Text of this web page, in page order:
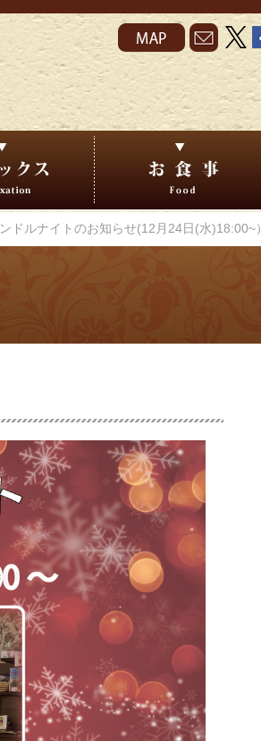
ドルナイトのお知らせ(12月24日(水)18:00~）